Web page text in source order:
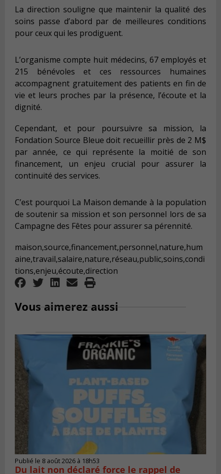
La direction souligne que maintenir la qualité des
soins passe d’abord par de meilleures conditions
pour ceux qui les prodiguent.
L’organisme compte huit médecins, 67 employés et
215 bénévoles et ces ressources humaines
accompagnent gratuitement des patients en fin de
vie et leurs proches par la présence, l’écoute et la
dignité.
Cependant, et pour poursuivre sa mission, la
Fondation Source Bleue doit recueillir près de 2 M$
par année, ce qui représente la moitié de son
financement, un enjeu crucial pour assurer la
continuité des services.
C’est pourquoi La Maison demande à la population
de soutenir sa mission et son personnel lors de sa
Campagne des Fêtes pour assurer sa pérennité.
maison,source,financement,personnel,nature,hum
aine,travail,salaire,nature,réseau,public,soins,condi
tions,enjeu,écoute,direction
Vous aimerez aussi
Publié le 8 août 2026 à 18h53
Du lait non déclaré force le rappel de